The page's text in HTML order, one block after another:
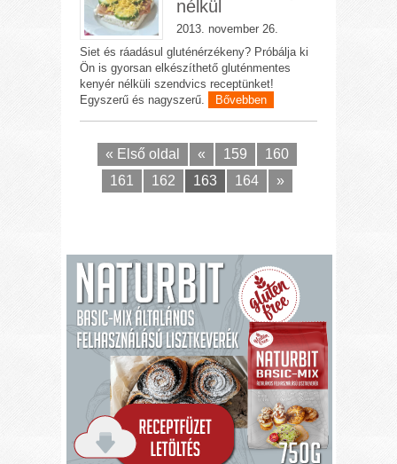
nélkül
2013. november 26.
Siet és ráadásul gluténérzékeny? Próbálja ki
Ön is gyorsan elkészíthető gluténmentes
kenyér nélküli szendvics receptünket!
Egyszerű és nagyszerű.
Bővebben
« Első oldal « 159
160
161
162 163 164 »